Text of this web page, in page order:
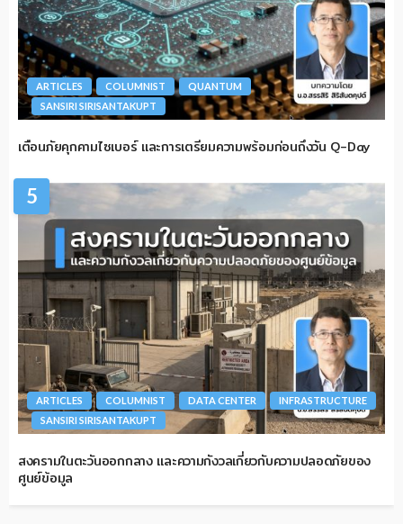
ARTICLES COLUMNIST
QUANTUM
SANSIRI SIRISANTAKUPT
เตือนภัยคุกคามไซเบอร์ และการเตรียมความพร้อมก่อนถึงวัน Q-Day
5
ARTICLES COLUMNIST DATA CENTER
INFRASTRUCTURE
SANSIRI SIRISANTAKUPT
สงครามในตะวันออกกลาง และความกังวลเกี่ยวกับความปลอดภัยของ
ศูนย์ข้อมูล